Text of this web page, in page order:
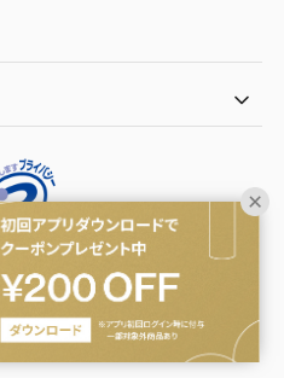
なら | TANP（タンプ）
TANP Inc.